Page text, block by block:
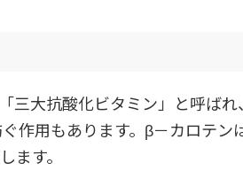
三大抗酸化ビタミン」と呼ば
作用もあります。β－カロテン
ます。